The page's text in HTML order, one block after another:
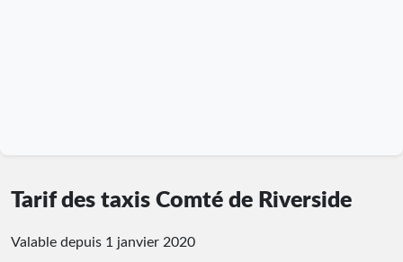
Tarif des taxis Comté de Riverside
Valable depuis 1 janvier 2020